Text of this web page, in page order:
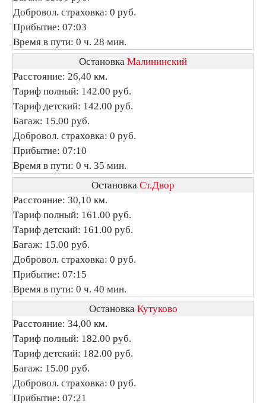
Добровол. страховка: 0 руб.
Прибытие: 07:03
Время в пути: 0 ч. 28 мин.
Остановка Малининский
Расстояние: 26,40 км.
Тариф полный: 142.00 руб.
Тариф детский: 142.00 руб.
Багаж: 15.00 руб.
Добровол. страховка: 0 руб.
Прибытие: 07:10
Время в пути: 0 ч. 35 мин.
Остановка Ст.Двор
Расстояние: 30,10 км.
Тариф полный: 161.00 руб.
Тариф детский: 161.00 руб.
Багаж: 15.00 руб.
Добровол. страховка: 0 руб.
Прибытие: 07:15
Время в пути: 0 ч. 40 мин.
Остановка Кутуково
Расстояние: 34,00 км.
Тариф полный: 182.00 руб.
Тариф детский: 182.00 руб.
Багаж: 15.00 руб.
Добровол. страховка: 0 руб.
Прибытие: 07:21